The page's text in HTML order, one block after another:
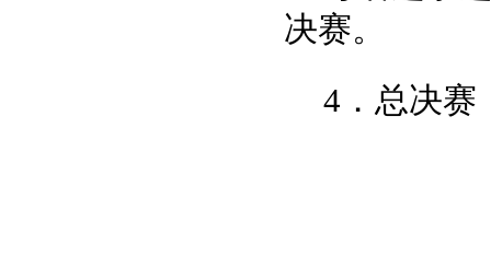
决赛。
4．总决赛